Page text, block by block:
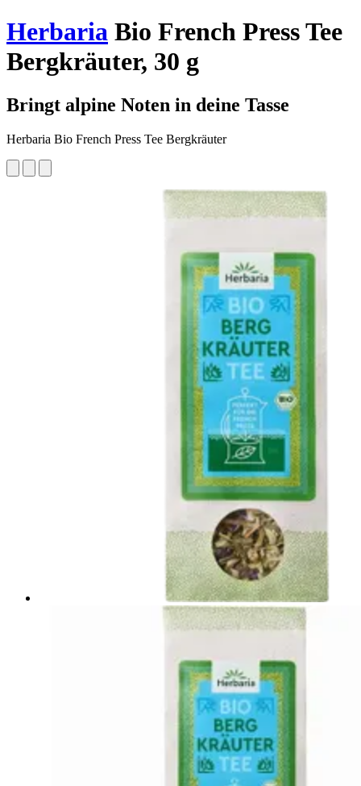
Herbaria Bio French Press Tee
Bergkräuter, 30 g
Bringt alpine Noten in deine Tasse
Herbaria Bio French Press Tee Bergkräuter